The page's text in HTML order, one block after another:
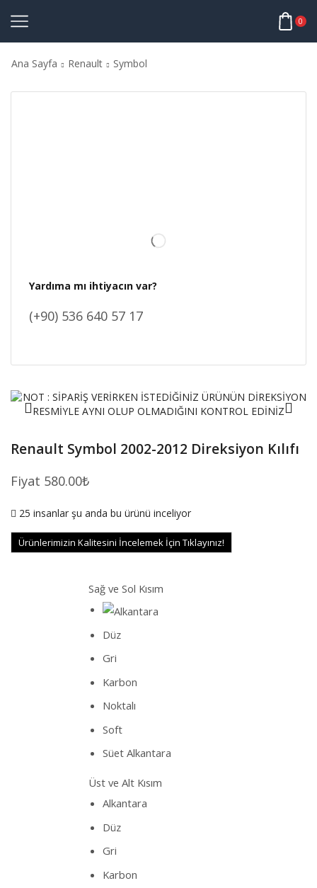
0
Ana Sayfa Renault Symbol
Yardıma mı ihtiyacın var?
(+90) 536 640 57 17
Renault Symbol 2002-2012 Direksiyon Kılıfı
Fiyat 580.00₺
25 insanlar şu anda bu ürünü inceliyor
Ürünlerimizin Kalitesini İncelemek İçin Tıklayınız!
Sağ ve Sol Kısım
Düz
Gri
Karbon
Noktalı
Soft
Süet Alkantara
Üst ve Alt Kısım
Alkantara
Düz
Gri
Karbon